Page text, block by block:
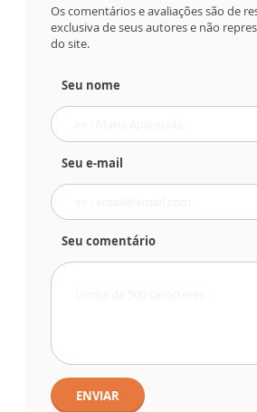
Os comentários e avaliações são de
exclusiva de seus autores e não
do site.
Seu nome
Seu e-mail
Seu comentário
ENVIAR